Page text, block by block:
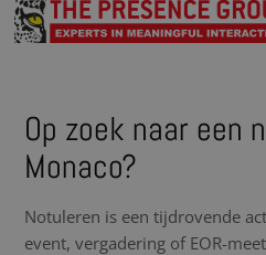
Op zoek naar een
Monaco?
Notuleren is een tijdrovende
event, vergadering of EOR-